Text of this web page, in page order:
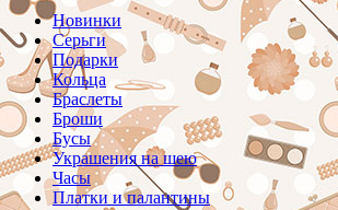
Новинки
Серьги
Подарки
Кольца
Браслеты
Броши
Бусы
Украшения на шею
Часы
Платки и палантины